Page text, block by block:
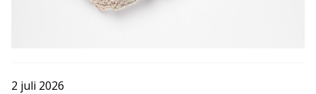
2 juli 2026